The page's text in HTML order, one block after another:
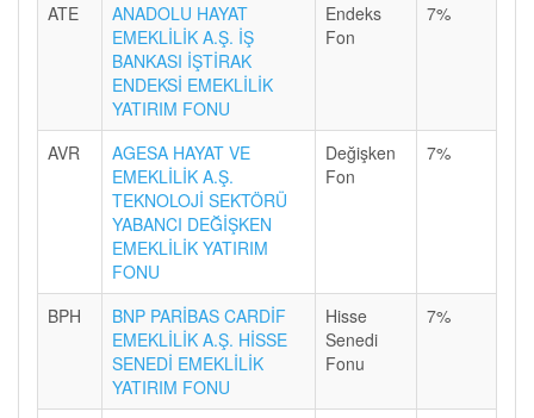
ATE
ANADOLU HAYAT
EMEKLİLİK A.Ş. İŞ
BANKASI İŞTİRAK
ENDEKSİ EMEKLİLİK
YATIRIM FONU
Endeks
Fon
7%
AVR
AGESA HAYAT VE
EMEKLİLİK A.Ş.
TEKNOLOJİ SEKTÖRÜ
YABANCI DEĞİŞKEN
EMEKLİLİK YATIRIM
FONU
Değişken
Fon
7%
BPH
BNP PARİBAS CARDİF
EMEKLİLİK A.Ş. HİSSE
SENEDİ EMEKLİLİK
YATIRIM FONU
Hisse
Senedi
Fonu
7%